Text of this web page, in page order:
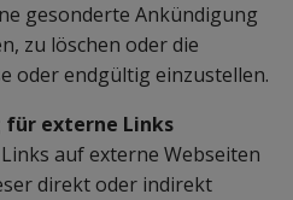
gesonderte Ankündigung
zu löschen oder die
oder endgültig einzustellen.
für externe Links
auf externe Webseiten
direkt oder indirekt